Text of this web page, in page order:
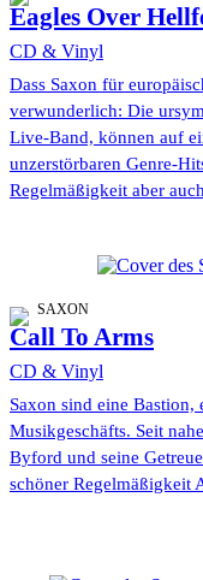
Eagles Over
CD & Vinyl
Dass Saxon für
verwunderlich: Die
Live-Band, können auf
unzerstörbaren Genre-
Regelmäßigkeit aber
SAXON
Call To Arms
CD & Vinyl
Saxon sind eine Bastion,
Musikgeschäfts. Seit
Byford und seine
schöner Regelmäßigkeit